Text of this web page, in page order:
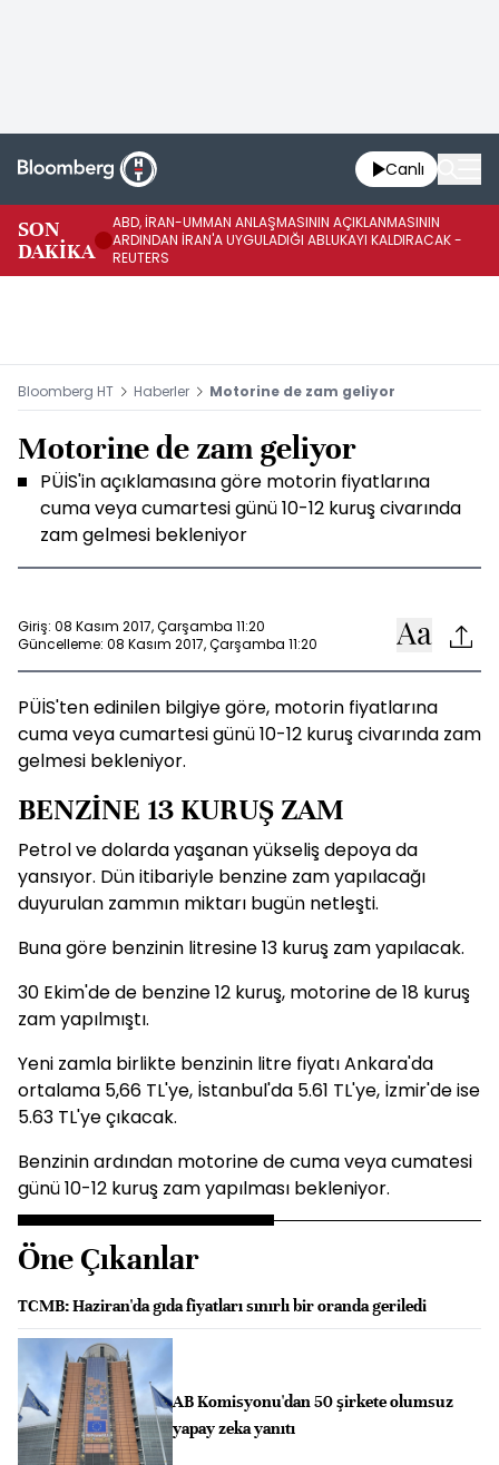
Canlı
SON
DAKİKA
ABD, İRAN-UMMAN ANLAŞMASININ AÇIKLANMASININ
ARDINDAN İRAN'A UYGULADIĞI ABLUKAYI KALDIRACAK -
REUTERS
Bloomberg HT Haberler Motorine de zam geliyor
Motorine de zam geliyor
PÜİS'in açıklamasına göre motorin fiyatlarına
cuma veya cumartesi günü 10-12 kuruş civarında
zam gelmesi bekleniyor
Giriş: 08 Kasım 2017, Çarşamba 11:20
Güncelleme: 08 Kasım 2017, Çarşamba 11:20
PÜİS'ten edinilen bilgiye göre, motorin fiyatlarına
cuma veya cumartesi günü 10-12 kuruş civarında zam
gelmesi bekleniyor.
BENZİNE 13 KURUŞ ZAM
Petrol ve dolarda yaşanan yükseliş depoya da
yansıyor. Dün itibariyle benzine zam yapılacağı
duyurulan zammın miktarı bugün netleşti.
Buna göre benzinin litresine 13 kuruş zam yapılacak.
30 Ekim'de de benzine 12 kuruş, motorine de 18 kuruş
zam yapılmıştı.
Yeni zamla birlikte benzinin litre fiyatı Ankara'da
ortalama 5,66 TL'ye, İstanbul'da 5.61 TL'ye, İzmir'de ise
5.63 TL'ye çıkacak.
Benzinin ardından motorine de cuma veya cumatesi
günü 10-12 kuruş zam yapılması bekleniyor.
Öne Çıkanlar
TCMB: Haziran'da gıda fiyatları sınırlı bir oranda geriledi
AB Komisyonu'dan 50 şirkete olumsuz
yapay zeka yanıtı